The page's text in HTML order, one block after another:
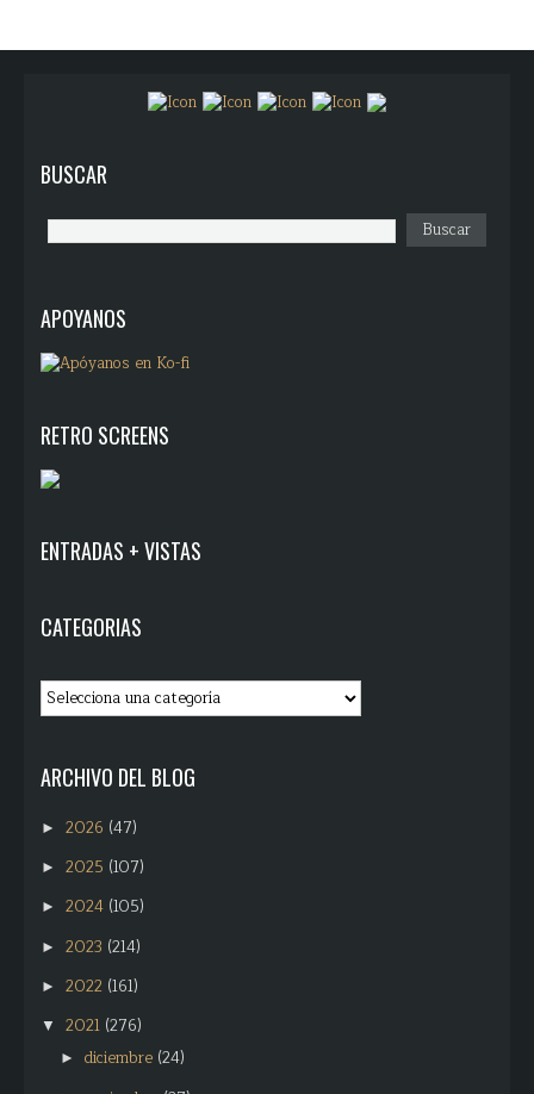
BUSCAR
APOYANOS
RETRO SCREENS
ENTRADAS + VISTAS
CATEGORIAS
ARCHIVO DEL BLOG
► 2026 (47)
► 2025 (107)
► 2024 (105)
► 2023 (214)
► 2022 (161)
▼ 2021 (276)
► diciembre (24)